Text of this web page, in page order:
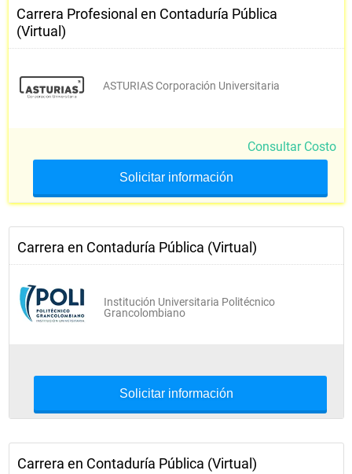
Lectores II
Inglés I
Inglés II
Profesional Complementa rio
Electiva CPC
Practica Profesional I
Electiva CPC
Carrera Profesional en Contaduría Pública
(Virtual)
ASTURIAS Corporación Universitaria
Consultar Costo
Solicitar información
Carrera en Contaduría Pública (Virtual)
Institución Universitaria Politécnico
Grancolombiano
Solicitar información
Carrera en Contaduría Pública (Virtual)